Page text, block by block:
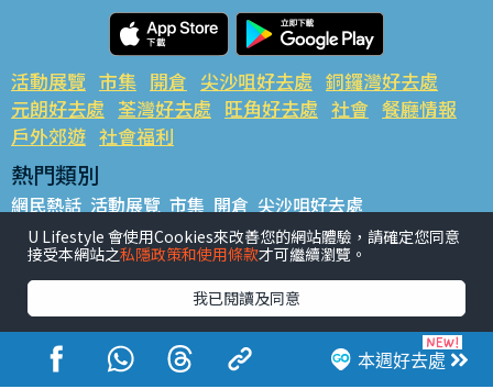
本週好去處
活動展覽 市集 開倉 尖沙咀好去處 銅鑼灣好去處
元朗好去處 荃灣好去處 旺角好去處 社會 餐廳情報
戶外郊遊 社會福利
熱門類別
網民熱話 活動展覽 市集 開倉 尖沙咀好去處
銅鑼灣好去處 元朗好去處 荃灣好去處 旺角好去處 社會
餐廳情報 戶外郊遊
熱門標籤
#UGO搵好去處 #人氣活動推介 #美食社群熱話
#親子玩樂好去處
#ULifestyle應用程式
#限時搶
#UJetso禮物放送
#ULifestyle商戶中心 #著數 #網絡熱話
U Lifestyle 會使用Cookies來改善您的網站體驗，請確定您同意
接受本網站之私隱政策和使用條款才可繼續瀏覽。
我已閱讀及同意